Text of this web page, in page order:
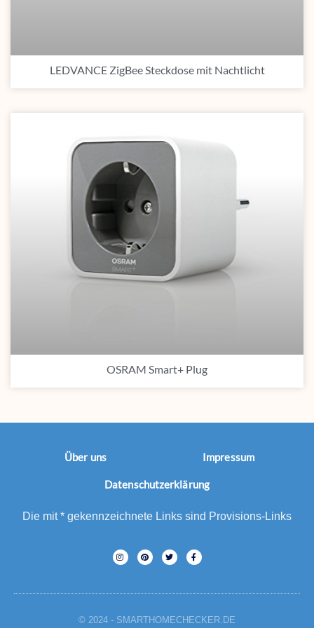
LEDVANCE ZigBee Steckdose mit Nachtlicht
OSRAM Smart+ Plug
Über uns Impressum
Datenschutzerklärung
Die mit * gekennzeichnete Links sind Provisions-Links
© 2024 - SMARTHOMECHECKER.DE